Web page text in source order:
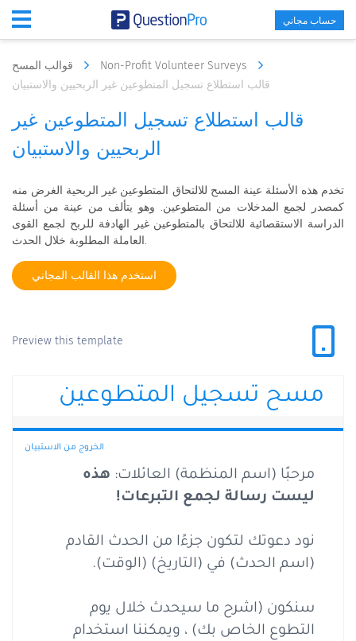
حساب مجاني
Non-Profit Volunteer Surveys
قالب استطلاع تسجيل المتطوعين غير الربحيين والاستبيان
قالب استطلاع تسجيل المتطوعين غير
الربحيين والاستبيان
تخدم هذه الأسئلة عينة المسح للالتحاق المتطوعين غير الربحية الغرض منه
كمصدر لجمع المدخلات من المتطوعين. وهو يتألف من عينة من أسئلة
الدراسة الاستقصائية للالتحاق بالمتطوعين غير الهادفة للربح لجمع القوى
العاملة المطلوبة خلال الحدث.
استخدم هذا القالب المجاني
Preview this template